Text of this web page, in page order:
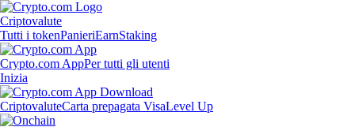
Criptovalute
Tutti i tokenPanieriEarnStaking
Crypto.com AppPer tutti gli utenti
Inizia
CriptovaluteCarta prepagata VisaLevel Up